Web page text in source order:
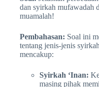
dan syirkah mufawadah
muamalah!
Pembahasan: Soal ini
tentang jenis-jenis
mencakup:
Syirkah ‘Inan:
masing pihak